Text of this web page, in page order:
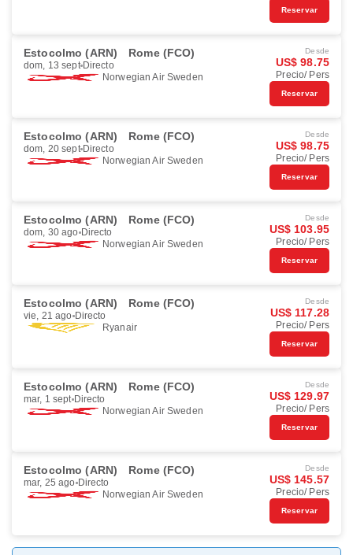
Reservar
Estocolmo (ARN) Rome (FCO)
dom, 13 sept Directo
Norwegian Air Sweden
Desde
US$ 98.75
Precio/ Pers
Reservar
Estocolmo (ARN) Rome (FCO)
dom, 20 sept Directo
Norwegian Air Sweden
Desde
US$ 98.75
Precio/ Pers
Reservar
Estocolmo (ARN) Rome (FCO)
dom, 30 ago Directo
Norwegian Air Sweden
Desde
US$ 103.95
Precio/ Pers
Reservar
Estocolmo (ARN) Rome (FCO)
vie, 21 ago Directo
Ryanair
Desde
US$ 117.28
Precio/ Pers
Reservar
Estocolmo (ARN) Rome (FCO)
mar, 1 sept Directo
Norwegian Air Sweden
Desde
US$ 129.97
Precio/ Pers
Reservar
Estocolmo (ARN) Rome (FCO)
mar, 25 ago Directo
Norwegian Air Sweden
Desde
US$ 145.57
Precio/ Pers
Reservar